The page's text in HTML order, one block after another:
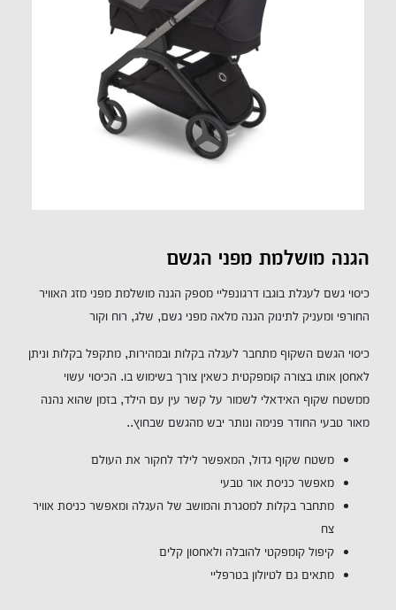
הגנה מושלמת מפני הגשם
כיסוי גשם לעגלת בוגבו דרגונפליי מספק הגנה מושלמת מפני מזג האוויר
החורפי ומעניק לתינוק הגנה מלאה מפני גשם, שלג, רוח וקור
כיסוי הגשם השקוף מתחבר לעגלה בקלות ובמהירות, מתקפל בקלות וניתן
לאחסן אותו בצורה קומפקטית כשאין צורך בשימוש בו. הכיסוי עשוי
ממשטח שקוף האידאלי לשמור על קשר עין עם הילד, בזמן שהוא נהנה
מאור טבעי החודר פנימה ונותר יבש מהגשם שבחוץ..
משטח שקוף גדול, המאפשר לילד לחקור את העולם
מאפשר כניסת אור טבעי
מתחבר בקלות למסגרת והמושב של העגלה ומאפשר כניסת אוויר
צח
קיפול קומפקטי להובלה ולאחסון קלים
מתאים גם לטיולון בטרפליי